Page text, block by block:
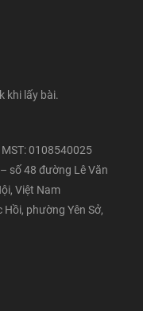
khi lấy bài.
MST: 0108540025
số 48 đường Lê Văn
Việt Nam
phường Yên Sở,